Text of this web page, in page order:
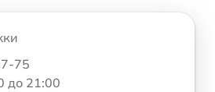
75
до 21:00